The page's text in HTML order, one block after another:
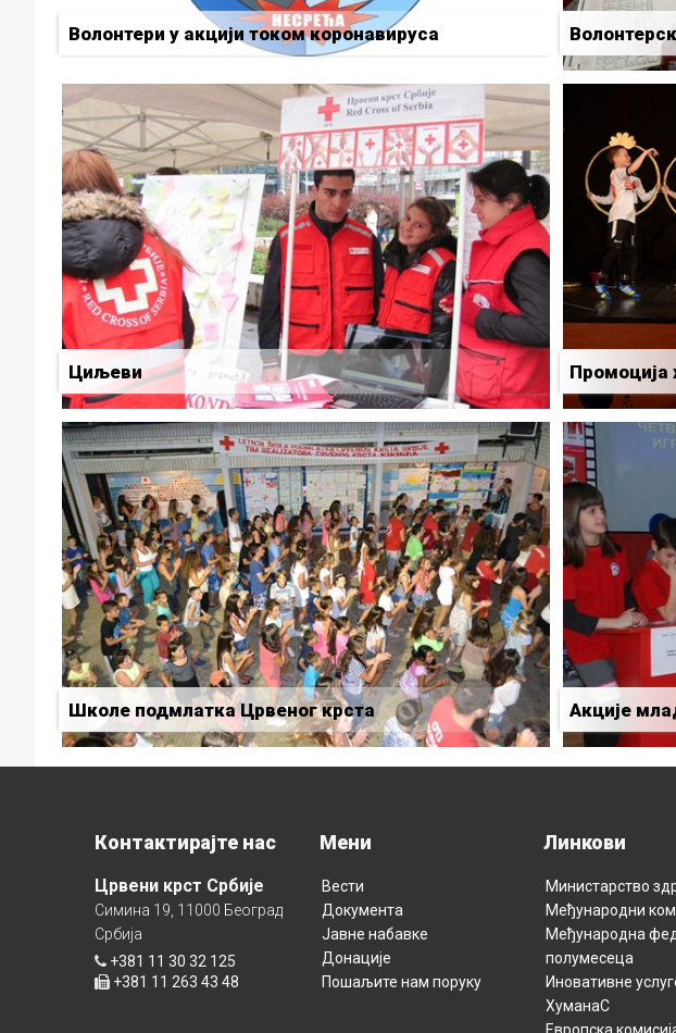
Волонтери у акцији током коронавируса
Циљеви Промоција
Школе подмлатка Црвеног крста Акције
Контактирајте нас
Црвени крст Србије
Симина 19, 11000 Београд
Србија
+381 11 30 32 125
+381 11 263 43 48
Мени
Вести
Документа
Јавне набавке
Донације
Пошаљите нам поруку
Линкови
Министарство
Међународни
Међународна
полумесецa
Иновативне
ХуманаС